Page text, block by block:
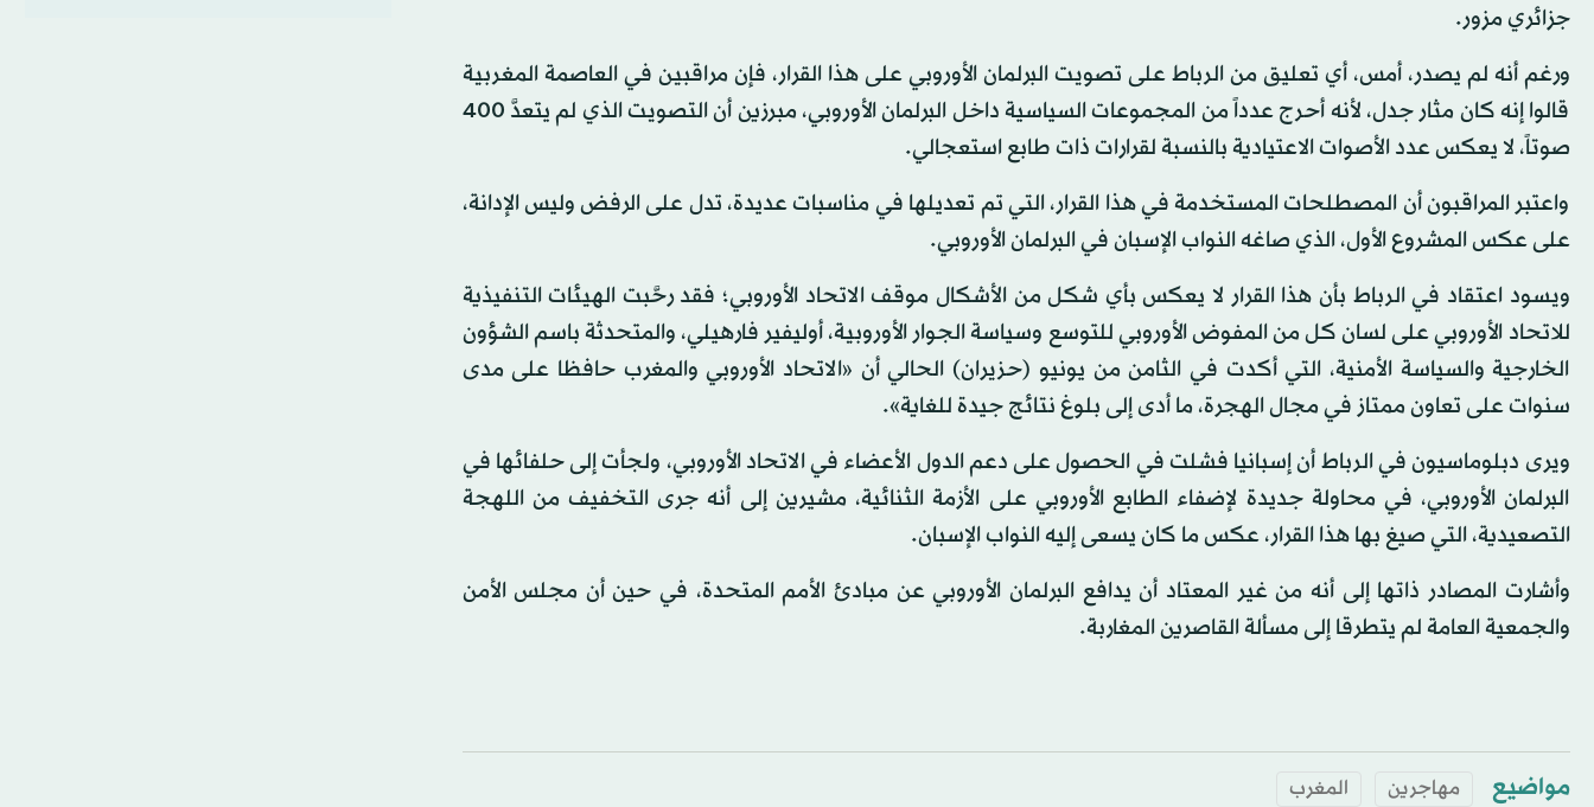
جزائري مزور.
ورغم أنه لم يصدر، أمس، أي تعليق من الرباط على تصويت البرلمان الأوروبي على هذا القرار، فإن مراقبين في العاصمة المغربية
قالوا إنه كان مثار جدل، لأنه أحرج عدداً من المجموعات السياسية داخل البرلمان الأوروبي، مبرزين أن التصويت الذي لم يتعدَّ 400
صوتاً، لا يعكس عدد الأصوات الاعتيادية بالنسبة لقرارات ذات طابع استعجالي.
واعتبر المراقبون أن المصطلحات المستخدمة في هذا القرار، التي تم تعديلها في مناسبات عديدة، تدل على الرفض وليس الإدانة،
على عكس المشروع الأول، الذي صاغه النواب الإسبان في البرلمان الأوروبي.
ويسود اعتقاد في الرباط بأن هذا القرار لا يعكس بأي شكل من الأشكال موقف الاتحاد الأوروبي؛ فقد رحَّبت الهيئات التنفيذية
للاتحاد الأوروبي على لسان كل من المفوض الأوروبي للتوسع وسياسة الجوار الأوروبية، أوليفير فارهيلي، والمتحدثة باسم الشؤون
الخارجية والسياسة الأمنية، التي أكدت في الثامن من يونيو (حزيران) الحالي أن «الاتحاد الأوروبي والمغرب حافظا على مدى
سنوات على تعاون ممتاز في مجال الهجرة، ما أدى إلى بلوغ نتائج جيدة للغاية».
ويرى دبلوماسيون في الرباط أن إسبانيا فشلت في الحصول على دعم الدول الأعضاء في الاتحاد الأوروبي، ولجأت إلى حلفائها في
البرلمان الأوروبي، في محاولة جديدة لإضفاء الطابع الأوروبي على الأزمة الثنائية، مشيرين إلى أنه جرى التخفيف من اللهجة
التصعيدية، التي صيغ بها هذا القرار، عكس ما كان يسعى إليه النواب الإسبان.
وأشارت المصادر ذاتها إلى أنه من غير المعتاد أن يدافع البرلمان الأوروبي عن مبادئ الأمم المتحدة، في حين أن مجلس الأمن
والجمعية العامة لم يتطرقا إلى مسألة القاصرين المغاربة.
مواضيع مهاجرين المغرب